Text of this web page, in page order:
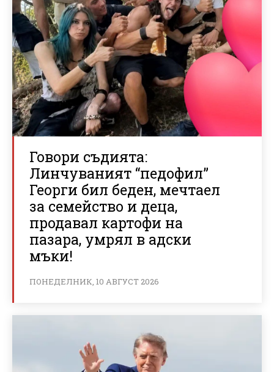
Говори съдията:
Линчуваният “педофил”
Георги бил беден, мечтаел
за семейство и деца,
продавал картофи на
пазара, умрял в адски
мъки!
ПОНЕДЕЛНИК, 10 АВГУСТ 2026